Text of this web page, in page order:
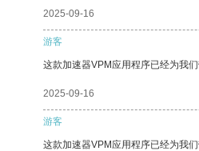
2025-09-16
游客
这款加速器VPM应用程序已经为我
2025-09-16
游客
这款加速器VPM应用程序已经为我